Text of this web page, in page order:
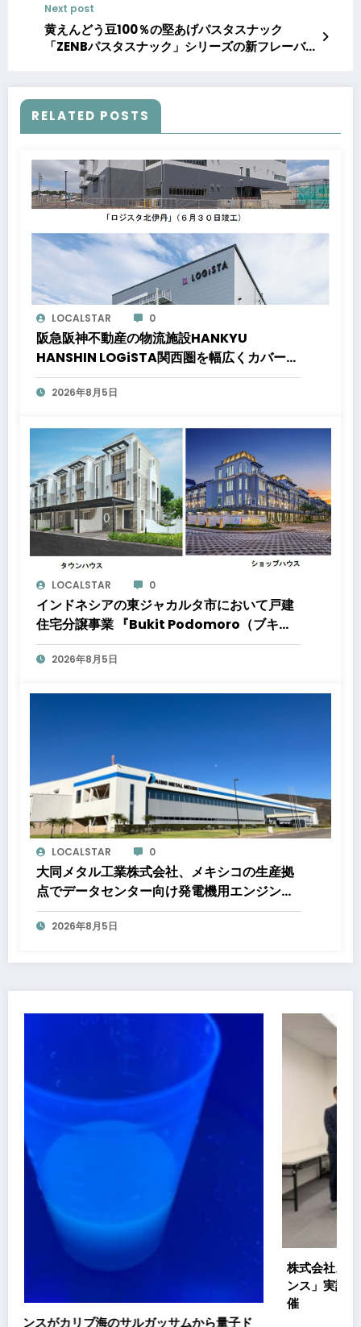
Next post
黄えんどう豆100％の堅あげパスタスナック
「ZENBパスタスナック」シリーズの新フレーバ
RELATED POSTS
LOCALSTAR 0
阪急阪神不動産の物流施設HANKYU
HANSHIN LOGiSTA関西圏を幅広くカバーで
きる好立地に新たな物流施設が誕生「ロジス
タ北伊丹」と「ロジスタ京都伏見」が竣工し
2026年8月5日
LOCALSTAR 0
インドネシアの東ジャカルタ市において戸建
住宅分譲事業 『Bukit Podomoro（ブキッ
ト ポドモロ）』に参画しますタウンハウスと
ショップハウスを合わせた総戸数432戸のプ
2026年8月5日
LOCALSTAR 0
大同メタル工業株式会社、メキシコの生産拠
点でデータセンター向け発電機用エンジン軸
受の生産能力増強投資を決定 ～北米顧客と
の生産コミットメント契約締結に基づく40億
2026年8月5日
株式会社スエヒロ工業、「地域インパクト共創ファイナ
ンス」実証プロジェクト キックオフミーティングを開
催